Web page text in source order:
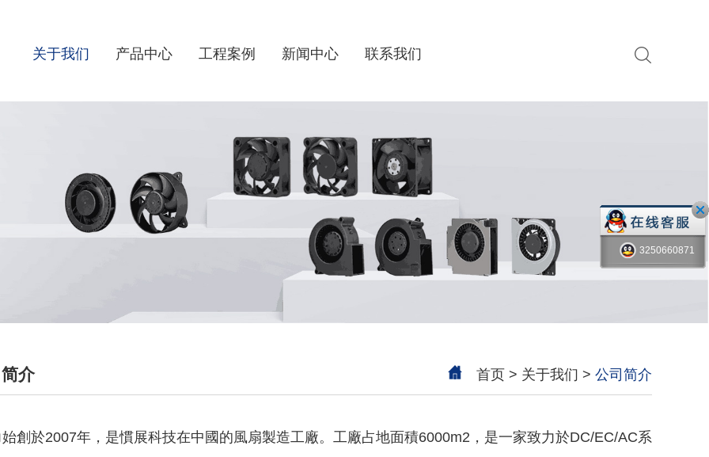
3250660871
关于我们 产品中心 工程案例 新闻中心 联系我们
介 首页 > 关于我们 > 公司简介
創於2007年 ，是慣展科技在中國的風扇製造工廠。工廠占地面積6000m2 ，是一家致力於DC/EC/AC系